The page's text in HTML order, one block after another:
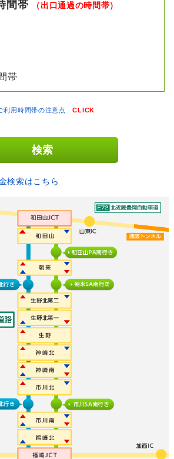
間帯 （出口通過の時間帯）
帯
利用時間帯の注意点CLICK
検索はこちら